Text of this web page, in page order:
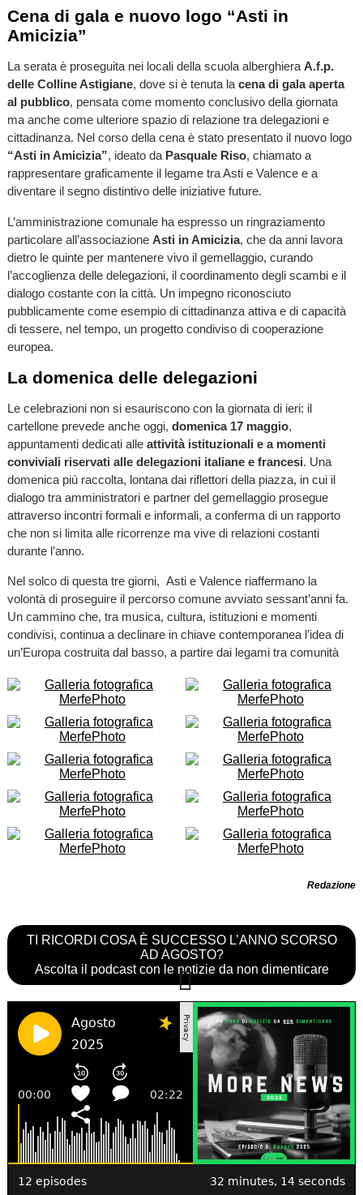
Cena di gala e nuovo logo “Asti in
Amicizia”
La serata è proseguita nei locali della scuola alberghieraA.f.p.
delle Colline Astigiane, dove si è tenuta lacena di gala aperta
al pubblico, pensata come momento conclusivo della giornata
ma anche come ulteriore spazio di relazione tra delegazioni e
cittadinanza. Nel corso della cena è stato presentato il nuovo logo
“Asti in Amicizia”, ideato da Pasquale Riso, chiamato a
rappresentare graficamente il legame tra Asti e Valence e a
diventare il segno distintivo delle iniziative future.
L’amministrazione comunale ha espresso un ringraziamento
particolare all’associazione Asti in Amicizia, che da anni lavora
dietro le quinte per mantenere vivo il gemellaggio, curando
l’accoglienza delle delegazioni, il coordinamento degli scambi e il
dialogo costante con la città. Un impegno riconosciuto
pubblicamente come esempio di cittadinanza attiva e di capacità
di tessere, nel tempo, un progetto condiviso di cooperazione
europea.
La domenica delle delegazioni
Le celebrazioni non si esauriscono con la giornata di ieri: il
cartellone prevede anche oggi, domenica 17 maggio,
appuntamenti dedicati alle attività istituzionali e a momenti
conviviali riservati alle delegazioni italiane e francesi. Una
domenica più raccolta, lontana dai riflettori della piazza, in cui il
dialogo tra amministratori e partner del gemellaggio prosegue
attraverso incontri formali e informali, a conferma di un rapporto
che non si limita alle ricorrenze ma vive di relazioni costanti
durante l’anno.
Nel solco di questa tre giorni, Asti e Valence riaffermano la
volontà di proseguire il percorso comune avviato sessant’anni fa.
Un cammino che, tra musica, cultura, istituzioni e momenti
condivisi, continua a declinare in chiave contemporanea l’idea di
un’Europa costruita dal basso, a partire dai legami tra comunità
Redazione
TI RICORDI COSA È SUCCESSO L’ANNO SCORSO
AD AGOSTO?
Ascolta il podcast con le notizie da non dimenticare